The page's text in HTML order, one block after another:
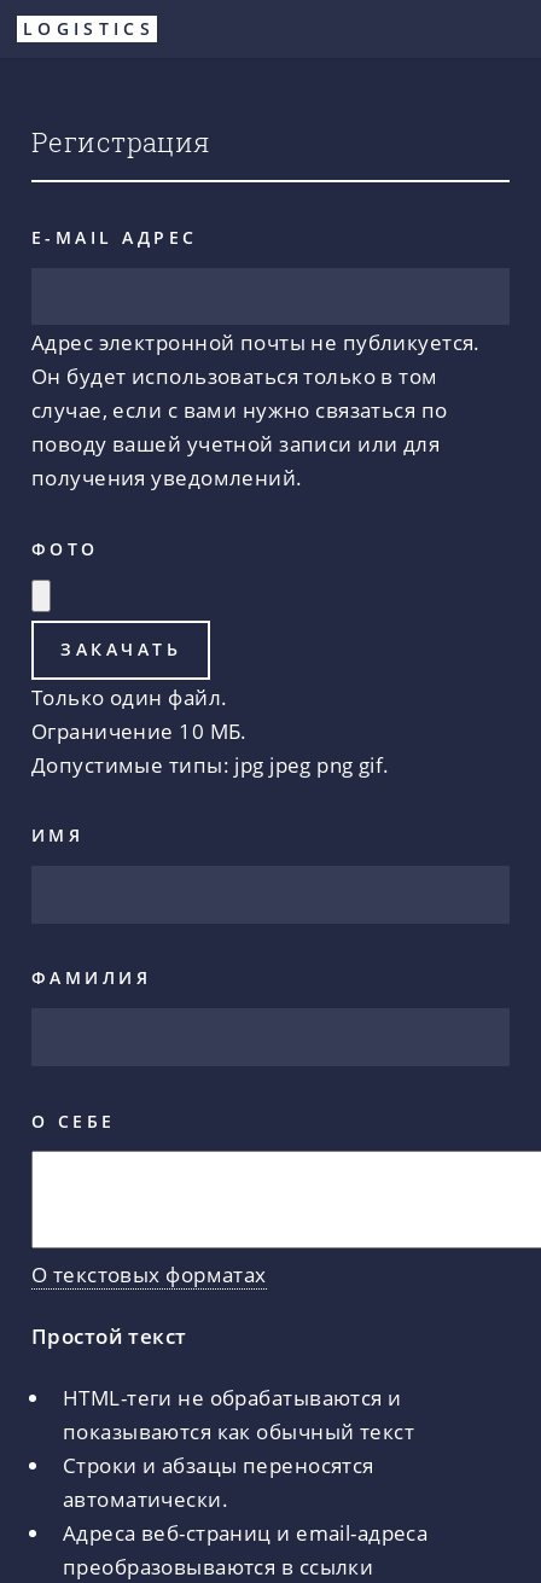
Перейти
LOGISTICS
Регистрация
E-MAIL АДРЕС
Адрес электронной почты не публикуется.
Он будет использоваться только в том
случае, если с вами нужно связаться по
поводу вашей учетной записи или для
получения уведомлений.
ФОТО
Только один файл.
Ограничение 10 МБ.
Допустимые типы: jpg jpeg png gif.
ИМЯ
ФАМИЛИЯ
О СЕБЕ
О текстовых форматах
Простой текст
HTML-теги не обрабатываются и
показываются как обычный текст
Строки и абзацы переносятся
автоматически.
Адреса веб-страниц и email-адреса
преобразовываются в ссылки